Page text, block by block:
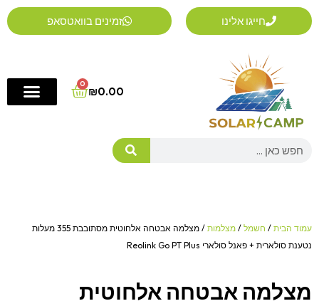
דילוג
לתוכן
חייגו אלינו זמינים בוואטסאפ
₪0.00
0
Cart
Search
עמוד הבית / חשמל / מצלמות
/ מצלמה אבטחה אלחוטית מסתובבת 355 מעלות
נטענת סולארית + פאנל סולארי Reolink Go PT Plus
מצלמה אבטחה אלחוטית